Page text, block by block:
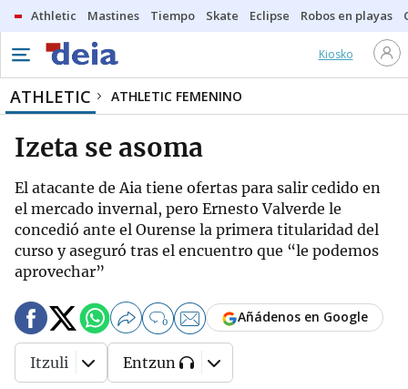
Athletic Mastines Tiempo Skate Eclipse Robos en playas
Kiosko
ATHLETIC ATHLETIC FEMENINO
Izeta se asoma
El atacante de Aia tiene ofertas para salir cedido en
el mercado invernal, pero Ernesto Valverde le
concedió ante el Ourense la primera titularidad del
curso y aseguró tras el encuentro que “le podemos
aprovechar”
0 Añádenos en Google
Itzuli Entzun